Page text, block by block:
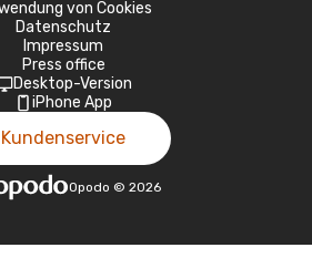
von Cookies
Datenschutz
Impressum
Press office
Desktop-Version
iPhone App
Kundenservice
Opodo © 2026